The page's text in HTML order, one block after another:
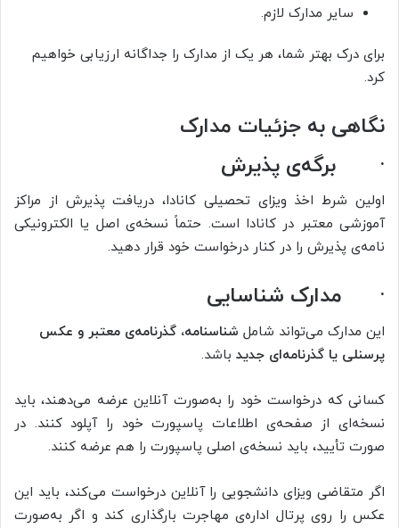
سایر مدارک لازم.
برای درک بهتر شما، هر یک از مدارک را جداگانه ارزیابی خواهیم
کرد.
نگاهی به جزئیات مدارک
· برگه‌ی پذیرش
اولین شرط اخذ ویزای تحصیلی کانادا، دریافت پذیرش از مراکز
آموزشی معتبر در کانادا است. حتماً نسخه‌ی اصل یا الکترونیکی
نامه‌ی پذیرش را در کنار درخواست خود قرار دهید.
· مدارک شناسایی
این مدارک می‌تواند شامل شناسنامه، گذرنامه‌ی معتبر و عکس
پرسنلی یا گذرنامه‌ای جدید باشد.
کسانی که درخواست خود را به‌صورت آنلاین عرضه می‌دهند، باید
نسخه‌ای از صفحه‌ی اطلاعات پاسپورت خود را آپلود کنند. در
صورت تأیید، باید نسخه‌ی اصلی پاسپورت را هم عرضه کنند.
اگر متقاضی ویزای دانشجویی را آنلاین درخواست می‌کند، باید این
عکس را روی پرتال اداره‌ی مهاجرت بارگذاری کند و اگر به‌صورت